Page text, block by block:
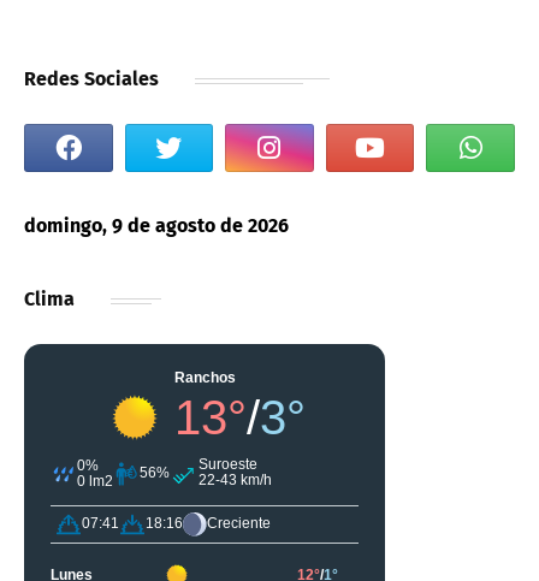
Redes Sociales
domingo, 9 de agosto de 2026
Clima